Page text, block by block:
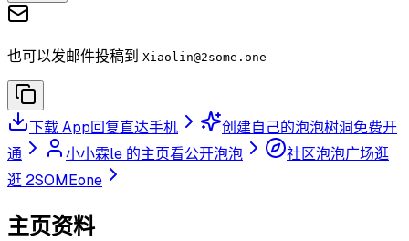
也可以发邮件投稿到 Xiaolin@2some.one
下载 App回复直达手机 创建自己的泡泡树洞免费开
通
小小霖le 的主页看公开泡泡 社区泡泡广场逛
逛 2SOMEone
主页资料